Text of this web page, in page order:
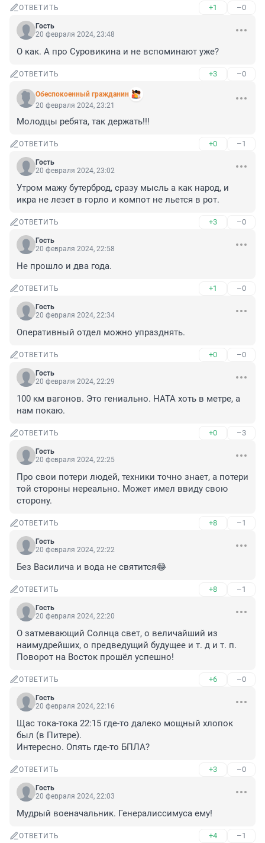
ОТВЕТИТЬ +1 –0
Гость
20 февраля 2024, 23:48
О как. А про Суровикина и не вспоминают уже?
ОТВЕТИТЬ +3 –0
Обеспокоенный гражданин
20 февраля 2024, 23:21
Молодцы ребята, так держать!!!
ОТВЕТИТЬ +0 –1
Гость
20 февраля 2024, 23:02
Утром мажу бутерброд, сразу мысль а как народ, и
икра не лезет в горло и компот не льется в рот.
ОТВЕТИТЬ +3 –0
Гость
20 февраля 2024, 22:58
Не прошло и два года.
ОТВЕТИТЬ +1 –0
Гость
20 февраля 2024, 22:34
Оперативный отдел можно упразднять.
ОТВЕТИТЬ +0 –0
Гость
20 февраля 2024, 22:29
100 км вагонов. Это гениально. НАТА хоть в метре, а
нам покаю.
ОТВЕТИТЬ +0 –3
Гость
20 февраля 2024, 22:25
Про свои потери людей, техники точно знает, а потери
той стороны нереально. Может имел ввиду свою
сторону.
ОТВЕТИТЬ +8 –1
Гость
20 февраля 2024, 22:22
Без Василича и вода не святится😂
ОТВЕТИТЬ +8 –1
Гость
20 февраля 2024, 22:20
О затмевающий Солнца свет, о величайший из
наимудрейших, о предведущий будущее и т. д и т. п.
Поворот на Восток прошёл успешно!
ОТВЕТИТЬ +6 –0
Гость
20 февраля 2024, 22:16
Щас тока-тока 22:15 где-то далеко мощный хлопок
был (в Питере).
Интересно. Опять где-то БПЛА?
ОТВЕТИТЬ +3 –0
Гость
20 февраля 2024, 22:03
Мудрый военачальник. Генералиссимуса ему!
ОТВЕТИТЬ +4 –1